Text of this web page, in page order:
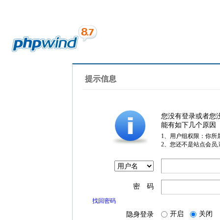
提示信息
您没有登录或者您
能有如下几个原因
1、用户组权限：你所
2、您还不是站点会员
密 码
找回密码
隐身登录 开启 关闭